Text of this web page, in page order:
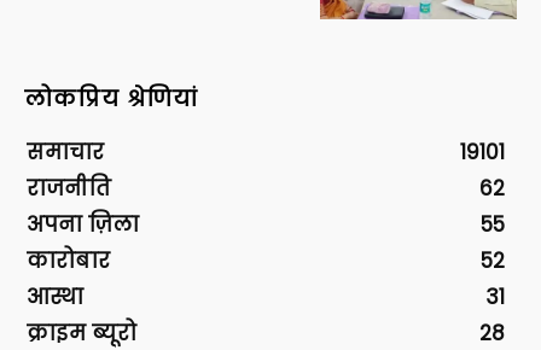
लोकप्रिय श्रेणियां
समाचार
19101
राजनीति
62
अपना ज़िला
55
कारोबार
52
आस्था
31
क्राइम ब्यूरो
28